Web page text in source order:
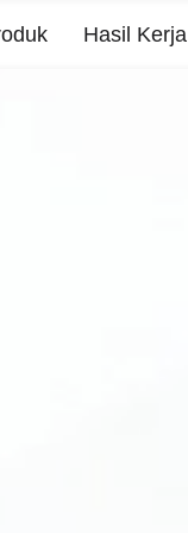
Hasil Kerja